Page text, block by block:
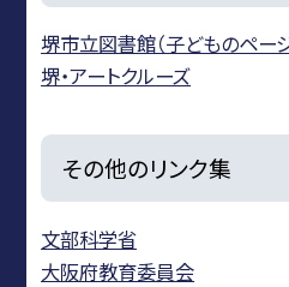
堺市立図書館（子どものページ
堺・アートクルーズ
その他のリンク集
文部科学省
大阪府教育委員会